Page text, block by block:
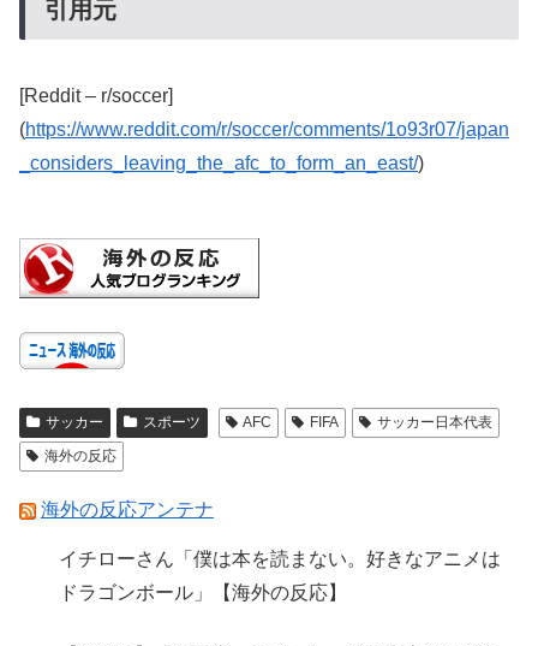
引用元
[Reddit – r/soccer]
(https://www.reddit.com/r/soccer/comments/1o93r07/japan
_considers_leaving_the_afc_to_form_an_east/)
サッカー スポーツ AFC FIFA
サッカー日本代表
海外の反応
海外の反応アンテナ
イチローさん「僕は本を読まない。好きなアニメは
ドラゴンボール」【海外の反応】